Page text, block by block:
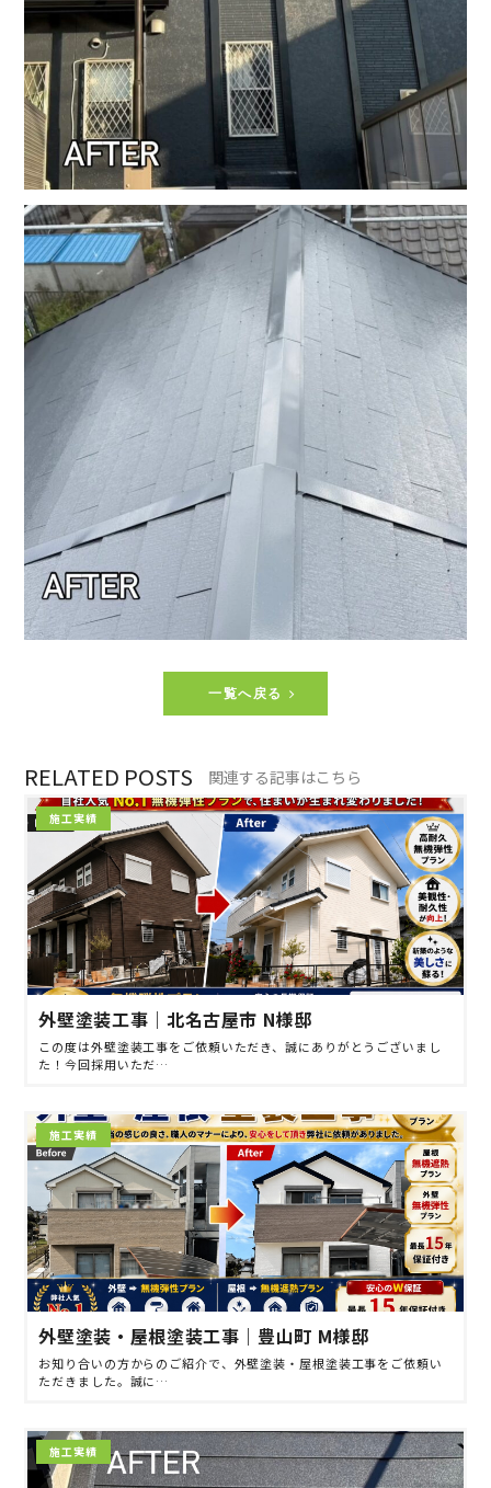
一覧へ戻る
RELATED POSTS 関連する記事はこちら
施工実績
外壁塗装工事｜北名古屋市 N様邸
この度は外壁塗装工事をご依頼いただき、誠にありがとうございまし
た！今回採用いただ…
施工実績
外壁塗装・屋根塗装工事｜豊山町 M様邸
お知り合いの方からのご紹介で、外壁塗装・屋根塗装工事をご依頼い
ただきました。誠に…
施工実績